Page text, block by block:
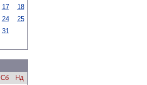
17
18
24
25
31
Сб
Нд